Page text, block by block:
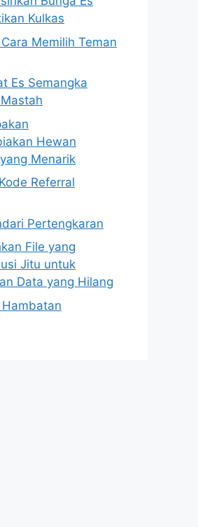
Kulkas
Memilih Teman
Es Semangka
Hewan
Menarik
Referral
Pertengkaran
File yang
Jitu untuk
Data yang Hilang